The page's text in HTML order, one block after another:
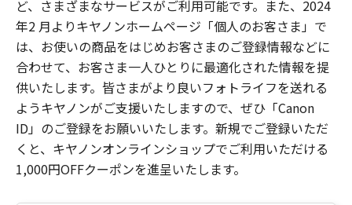
ど、さまざまなサービスがご利用可能です。また、2024
年2 月よりキヤノンホームページ「個人のお客さま」で
は、お使いの商品をはじめお客さまのご登録情報などに
合わせて、お客さま一人ひとりに最適化された情報を提
供いたします。皆さまがより良いフォトライフを送れる
ようキヤノンがご支援いたしますので、ぜひ「Canon
ID」のご登録をお願いいたします。新規でご登録いただ
くと、キヤノンオンラインショップでご利用いただける
1,000円OFFクーポンを進呈いたします。